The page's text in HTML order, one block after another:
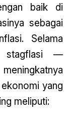
baik di
sebagai
Selama
stagflasi —
yang
meliputi: